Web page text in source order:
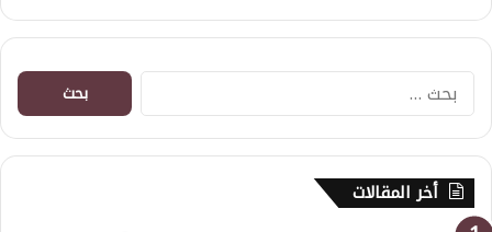
البحث
عن:
أخر المقالات